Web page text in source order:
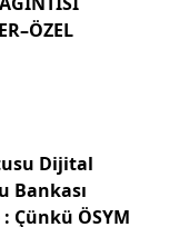
Dijital
Bankası
Çünkü ÖSYM